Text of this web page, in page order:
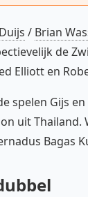
/ Brian
de
Elliott en
spelen Gijs
uit Thailand.
Bagas